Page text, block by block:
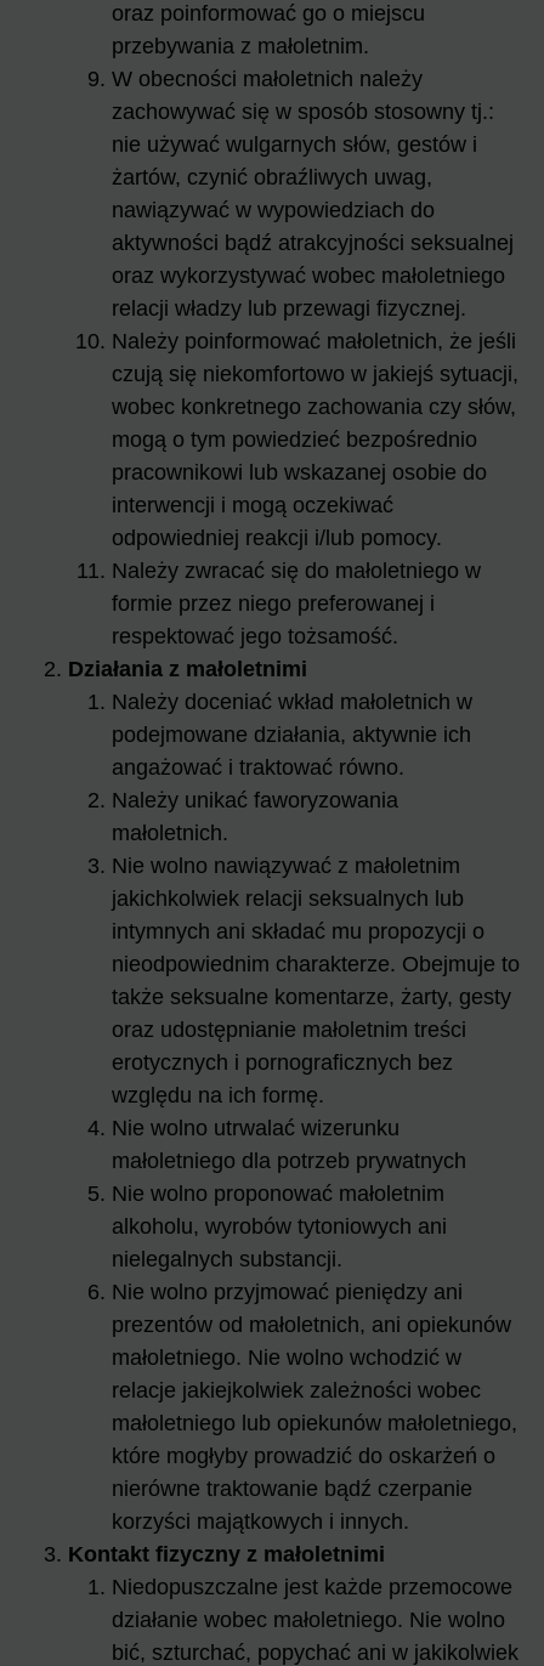
oraz poinformować go o miejscu
przebywania z małoletnim.
W obecności małoletnich należy
zachowywać się w sposób stosowny tj.:
nie używać wulgarnych słów, gestów i
żartów, czynić obraźliwych uwag,
nawiązywać w wypowiedziach do
aktywności bądź atrakcyjności seksualnej
oraz wykorzystywać wobec małoletniego
relacji władzy lub przewagi fizycznej.
Należy poinformować małoletnich, że jeśli
czują się niekomfortowo w jakiejś sytuacji,
wobec konkretnego zachowania czy słów,
mogą o tym powiedzieć bezpośrednio
pracownikowi lub wskazanej osobie do
interwencji i mogą oczekiwać
odpowiedniej reakcji i/lub pomocy.
Należy zwracać się do małoletniego w
formie przez niego preferowanej i
respektować jego tożsamość.
Działania z małoletnimi
Należy doceniać wkład małoletnich w
podejmowane działania, aktywnie ich
angażować i traktować równo.
Należy unikać faworyzowania
małoletnich.
Nie wolno nawiązywać z małoletnim
jakichkolwiek relacji seksualnych lub
intymnych ani składać mu propozycji o
nieodpowiednim charakterze. Obejmuje to
także seksualne komentarze, żarty, gesty
oraz udostępnianie małoletnim treści
erotycznych i pornograficznych bez
względu na ich formę.
Nie wolno utrwalać wizerunku
małoletniego dla potrzeb prywatnych
Nie wolno proponować małoletnim
alkoholu, wyrobów tytoniowych ani
nielegalnych substancji.
Nie wolno przyjmować pieniędzy ani
prezentów od małoletnich, ani opiekunów
małoletniego. Nie wolno wchodzić w
relacje jakiejkolwiek zależności wobec
małoletniego lub opiekunów małoletniego,
które mogłyby prowadzić do oskarżeń o
nierówne traktowanie bądź czerpanie
korzyści majątkowych i innych.
Kontakt fizyczny z małoletnimi
Niedopuszczalne jest każde przemocowe
działanie wobec małoletniego. Nie wolno
bić, szturchać, popychać ani w jakikolwiek